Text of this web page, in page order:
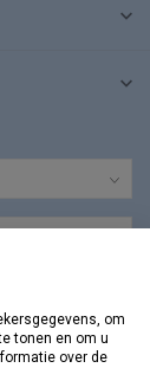
om
tonen en om u
over de